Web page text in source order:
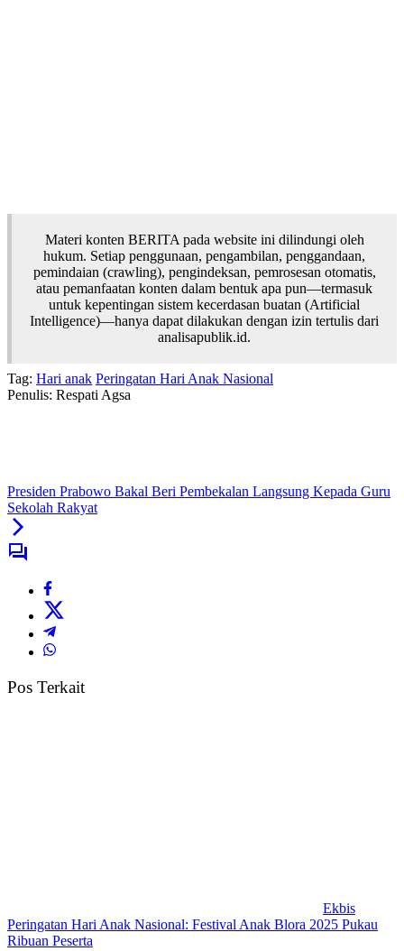
Materi konten BERITA pada website ini dilindungi oleh
hukum. Setiap penggunaan, pengambilan, penggandaan,
pemindaian (crawling), pengindeksan, pemrosesan otomatis,
atau pemanfaatan konten dalam bentuk apa pun—termasuk
untuk kepentingan sistem kecerdasan buatan (Artificial
Intelligence)—hanya dapat dilakukan dengan izin tertulis dari
analisapublik.id.
Tag: Hari anak Peringatan Hari Anak Nasional
Penulis: Respati Agsa
Presiden Prabowo Bakal Beri Pembekalan Langsung Kepada Guru
Sekolah Rakyat
Pos Terkait
Ekbis
Peringatan Hari Anak Nasional: Festival Anak Blora 2025 Pukau
Ribuan Peserta